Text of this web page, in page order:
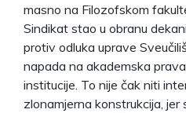
masno na Filozofskom
Sindikat stao u obranu
protiv odluka uprave
napada na akademska
institucije. To nije čak niti
zlonamjerna konstrukcija, jer